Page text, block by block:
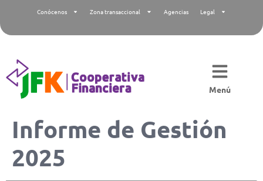
Conócenos Zona transaccional Agencias Legal
Menú
Informe de Gestión
2025